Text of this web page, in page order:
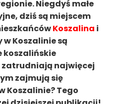
Niegdyś małe
dziś są miejscem
Koszalina i
Koszalinie są
koszalińskie
najwięcej
zajmują się
Koszalinie? Tego